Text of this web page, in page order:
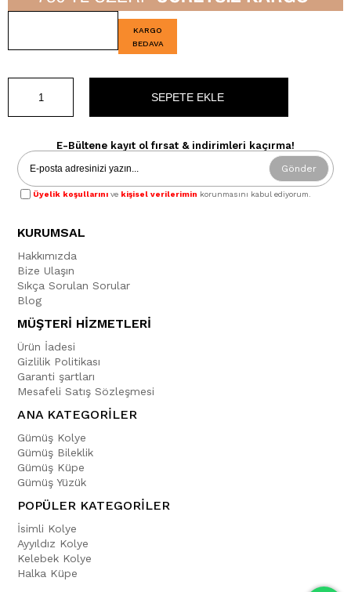
KARGO
BEDAVA
E-Bültene kayıt ol fırsat & indirimleri kaçırma!
Gönder
Üyelik koşullarını ve kişisel verilerimin korunmasını kabul ediyorum.
KURUMSAL
Hakkımızda
Bize Ulaşın
Sıkça Sorulan Sorular
Blog
MÜŞTERİ HİZMETLERİ
Ürün İadesi
Gizlilik Politikası
Garanti şartları
Mesafeli Satış Sözleşmesi
ANA KATEGORİLER
Gümüş Kolye
Gümüş Bileklik
Gümüş Küpe
Gümüş Yüzük
POPÜLER KATEGORİLER
İsimli Kolye
Ayyıldız Kolye
Kelebek Kolye
Halka Küpe